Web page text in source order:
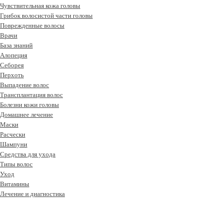
Чувствительная кожа головы
Грибок волосистой части головы
Поврежденные волосы
Врачи
База знаний
Алопеция
Себорея
Перхоть
Выпадение волос
Трансплантация волос
Болезни кожи головы
Домашнее лечение
Маски
Расчески
Шампуни
Средства для ухода
Типы волос
Уход
Витамины
Лечение и диагностика